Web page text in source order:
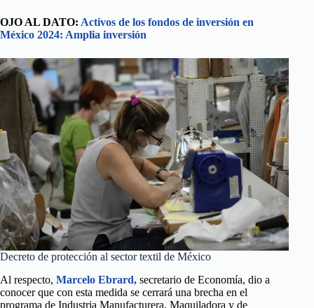
OJO AL DATO: Activos de los fondos de inversión en
México 2024: Amplia inversión
Decreto de protección al sector textil de México
Al respecto, Marcelo Ebrard, secretario de Economía, dio a
conocer que con esta medida se cerrará una brecha en el
programa de Industria Manufacturera, Maquiladora y de